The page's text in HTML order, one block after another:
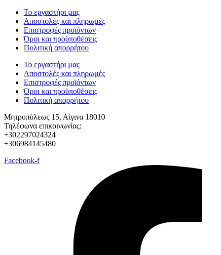
Το εργαστήρι μας
Αποστολές και πληρωμές
Επιστροφές προϊόντων
Όροι και προϋποθέσεις
Πολιτική απορρήτου
Το εργαστήρι μας
Αποστολές και πληρωμές
Επιστροφές προϊόντων
Όροι και προϋποθέσεις
Πολιτική απορρήτου
Μητροπόλεως 15, Αίγινα 18010
Τηλέφωνα επικοινωνίας:
+302297024324
+306984145480
Facebook-f